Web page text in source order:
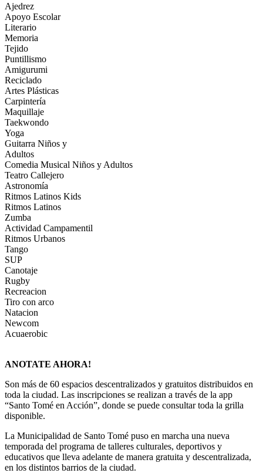
Ajedrez
Apoyo Escolar
Literario
Memoria
Tejido
Puntillismo
Amigurumi
Reciclado
Artes Plásticas
Carpintería
Maquillaje
Taekwondo
Yoga
Guitarra Niños y
Adultos
Comedia Musical Niños y Adultos
Teatro Callejero
Astronomía
Ritmos Latinos Kids
Ritmos Latinos
Zumba
Actividad Campamentil
Ritmos Urbanos
Tango
SUP
Canotaje
Rugby
Recreacion
Tiro con arco
Natacion
Newcom
Acuaerobic
ANOTATE AHORA!
Son más de 60 espacios descentralizados y gratuitos distribuidos en
toda la ciudad. Las inscripciones se realizan a través de la app
“Santo Tomé en Acción”, donde se puede consultar toda la grilla
disponible.
La Municipalidad de Santo Tomé puso en marcha una nueva
temporada del programa de talleres culturales, deportivos y
educativos que lleva adelante de manera gratuita y descentralizada,
en los distintos barrios de la ciudad.